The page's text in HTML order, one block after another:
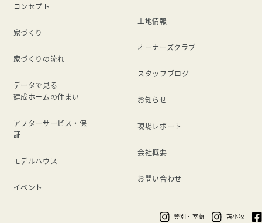
コンセプト
家づくり
家づくりの流れ
データで見る
建成ホームの住まい
アフターサービス・保
証
モデルハウス
イベント
土地情報
オーナーズクラブ
スタッフブログ
お知らせ
現場レポート
会社概要
お問い合わせ
登別・室蘭 苫小牧